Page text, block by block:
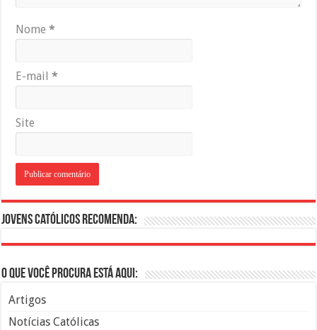
Nome*
E-mail*
Site
Jovens Católicos Recomenda:
O que você procura está aqui:
Artigos
Notícias Católicas